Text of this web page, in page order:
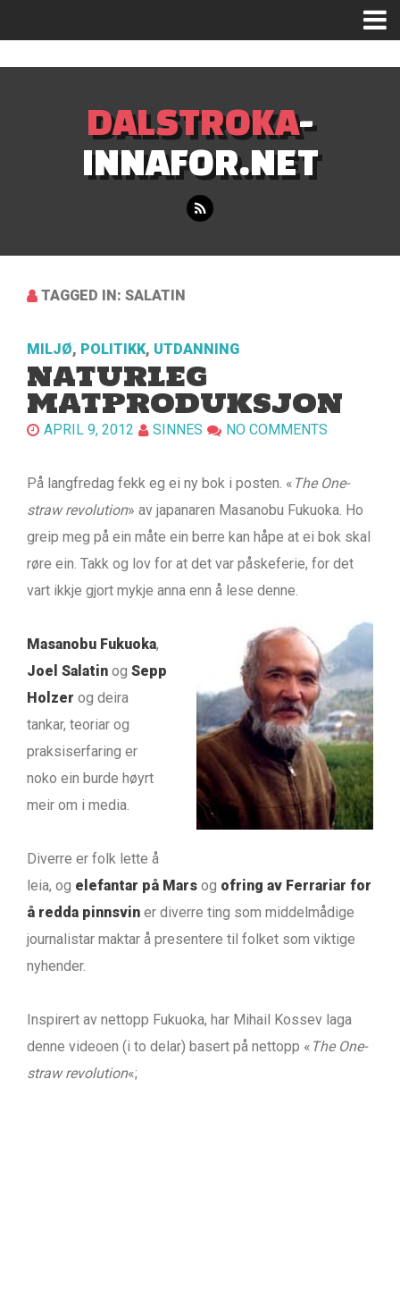
DALSTROKA-
INNAFOR.NET
TAGGED IN: SALATIN
MILJØ, POLITIKK, UTDANNING
NATURLEG
MATPRODUKSJON
APRIL 9, 2012 SINNES NO COMMENTS
På langfredag fekk eg ei ny bok i posten. « The One-
straw revolution» av japanaren Masanobu Fukuoka. Ho
greip meg på ein måte ein berre kan håpe at ei bok skal
røre ein. Takk og lov for at det var påskeferie, for det
vart ikkje gjort mykje anna enn å lese denne.
Masanobu Fukuoka,
Joel Salatin og Sepp
Holzer og deira
tankar, teoriar og
praksiserfaring er
noko ein burde høyrt
meir om i media.
Diverre er folk lette å
leia, og elefantar på Mars og ofring av Ferrariar for
å redda pinnsvin er diverre ting som middelmådige
journalistar maktar å presentere til folket som viktige
nyhender.
Inspirert av nettopp Fukuoka, har Mihail Kossev laga
denne videoen (i to delar) basert på nettopp « The One-
straw revolution«;